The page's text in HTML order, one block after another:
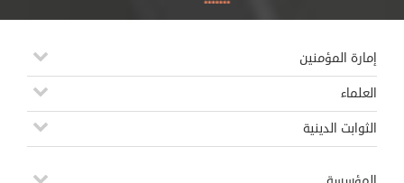
إمارة المؤمنين
العلماء
الثوابت الدينية